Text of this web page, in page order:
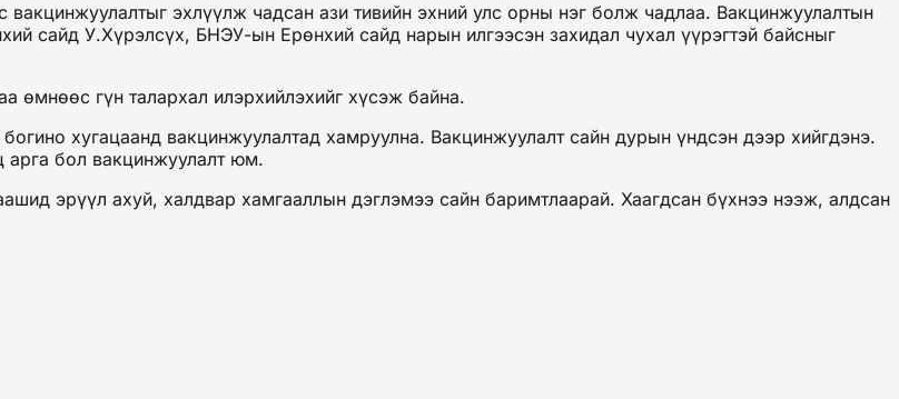
эхлүүлж чадсан ази тивийн эхний улс орны нэг болж чадлаа. Вакцинжуулалтын
сайд У.Хүрэлсүх, БНЭУ-ын Ерөнхий сайд нарын илгээсэн захидал чухал үүрэгтэй байсныг
өмнөөс гүн талархал илэрхийлэхийг хүсэж байна.
хугацаанд вакцинжуулалтад хамруулна. Вакцинжуулалт сайн дурын үндсэн дээр хийгдэнэ.
арга бол вакцинжуулалт юм.
эрүүл ахуй, халдвар хамгааллын дэглэмээ сайн баримтлаарай. Хаагдсан бүхнээ нээж, алдсан